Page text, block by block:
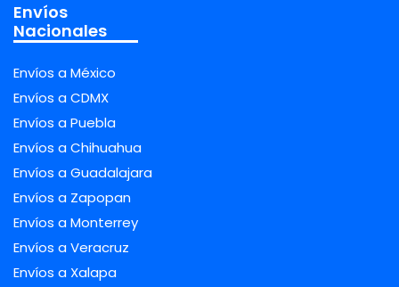
Envíos
Nacionales
Envíos a México
Envíos a CDMX
Envíos a Puebla
Envíos a Chihuahua
Envíos a Guadalajara
Envíos a Zapopan
Envíos a Monterrey
Envíos a Veracruz
Envíos a Xalapa